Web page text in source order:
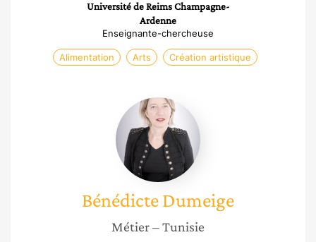
Université de Reims Champagne-
Ardenne
Enseignante-chercheuse
Alimentation Arts Création artistique
Bénédicte
Dumeige
BénédicteDumeige
Métier– Tunisie